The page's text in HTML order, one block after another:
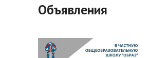
Объявления